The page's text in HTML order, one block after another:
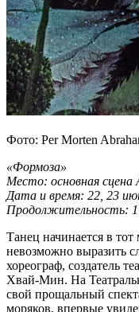
Фото: Per Morten
«Формоза»
Место: основная сцена
Дата и время: 22, 23
Продолжительность:
Танец начинается в
невозможно выразить
хореограф, создатель
Хвай-Мин. На
свой прощальный
моряков, впервые